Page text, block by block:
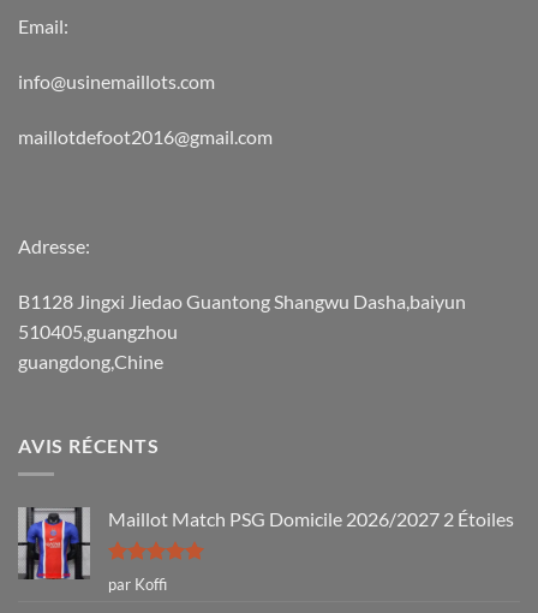
Email:
info@usinemaillots.com
maillotdefoot2016@gmail.com
Adresse:
B1128 Jingxi Jiedao Guantong Shangwu Dasha,baiyun
510405,guangzhou
guangdong,Chine
AVIS RÉCENTS
Maillot Match PSG Domicile 2026/2027 2 Étoiles
Note5sur
5
par Koffi